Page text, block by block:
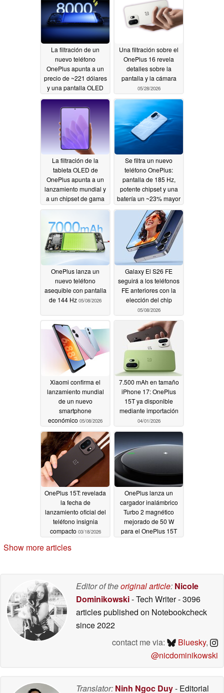
La filtración de un
nuevo teléfono
OnePlus apunta a un
precio de ~221 dólares
y una pantalla OLED
06/02/2026
Una filtración sobre el
OnePlus 16 revela
detalles sobre la
pantalla y la cámara
05/28/2026
La filtración de la
tableta OLED de
OnePlus apunta a un
lanzamiento mundial y
a un chipset de gama
05/24/2026
Se filtra un nuevo
teléfono OnePlus:
pantalla de 185 Hz,
potente chipset y una
batería un ~23% mayor
05/18/2026
OnePlus lanza un
nuevo teléfono
asequible con pantalla
de 144 Hz 05/08/2026
Galaxy El S26 FE
seguirá a los teléfonos
FE anteriores con la
elección del chip
05/08/2026
Xiaomi confirma el
lanzamiento mundial
de un nuevo
smartphone
económico 05/08/2026
7.500 mAh en tamaño
iPhone 17: OnePlus
15T ya disponible
mediante importación
04/01/2026
OnePlus 15T: revelada
la fecha de
lanzamiento oficial del
teléfono insignia
compacto 03/18/2026
OnePlus lanza un
cargador inalámbrico
Turbo 2 magnético
mejorado de 50 W
para el OnePlus 15T
Show more articles
Editor of theoriginal article: Nicole
Dominikowski- Tech Writer- 3096
articles published on Notebookcheck
since 2022
contact me via:
Bluesky,
@nicdominikowski
Translator: Ninh Ngoc Duy- Editorial